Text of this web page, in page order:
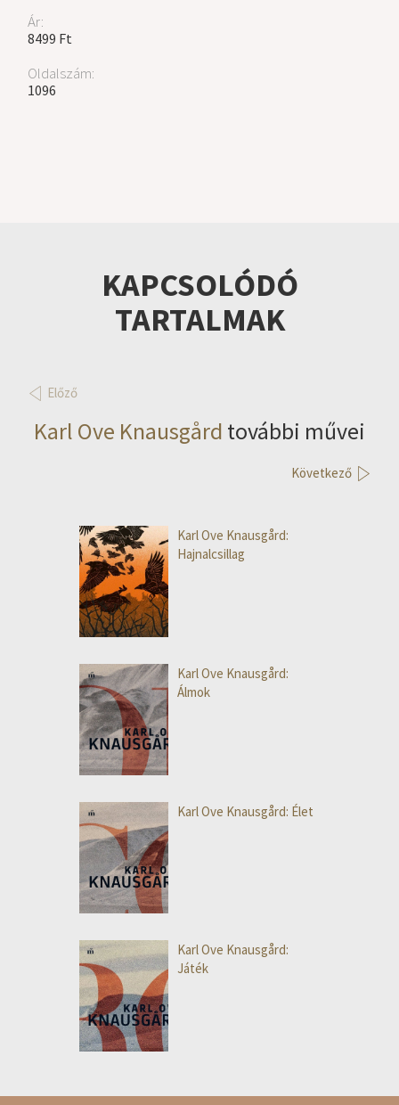
Ár:
8499 Ft
Oldalszám:
1096
KAPCSOLÓDÓ
TARTALMAK
Előző
Karl Ove Knausgård további művei
Következő
Karl Ove Knausgård:
Hajnalcsillag
Karl Ove Knausgård:
Álmok
Karl Ove Knausgård: Élet
Karl Ove Knausgård:
Játék